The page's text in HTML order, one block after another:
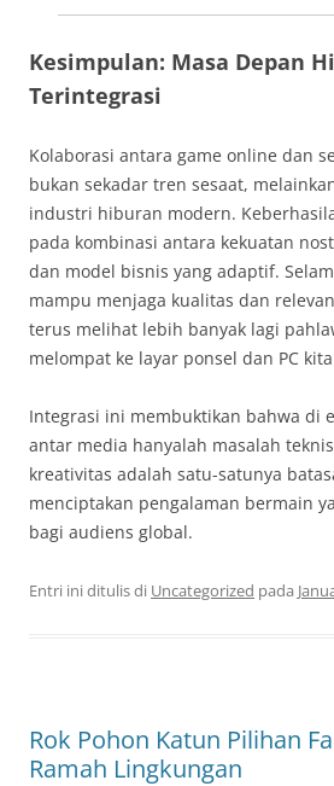
Kesimpulan: Masa Depan
Terintegrasi
Kolaborasi antara game online dan
bukan sekadar tren sesaat,
industri hiburan modern.
pada kombinasi antara kekuatan
dan model bisnis yang adaptif.
mampu menjaga kualitas dan
terus melihat lebih banyak lagi
melompat ke layar ponsel dan PC
Integrasi ini membuktikan bahwa di
antar media hanyalah masalah
kreativitas adalah satu-satunya
menciptakan pengalaman bermain
bagi audiens global.
Entri ini ditulis di Uncategorized pada
Rok Pohon Katun Pilihan
Ramah Lingkungan